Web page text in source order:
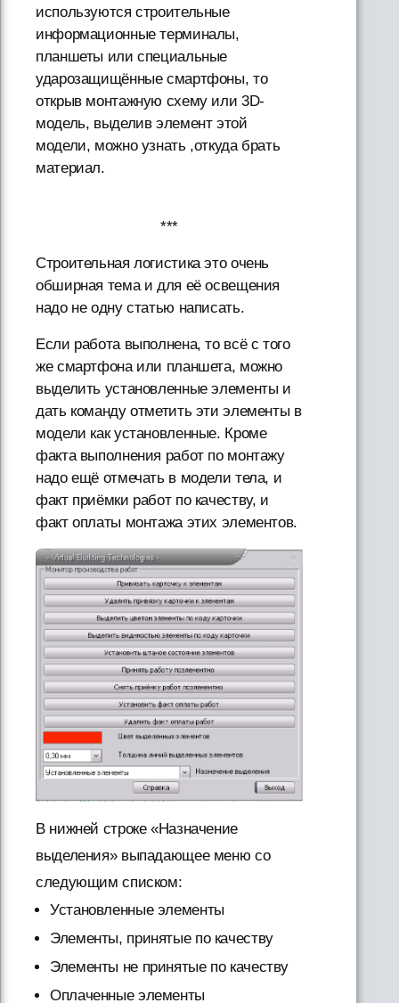
используются строительные
информационные терминалы,
планшеты или специальные
ударозащищённые смартфоны, то
открыв монтажную схему или 3D-
модель, выделив элемент этой
модели, можно узнать ,откуда брать
материал.
***
Строительная логистика это очень
обширная тема и для её освещения
надо не одну статью написать.
Если работа выполнена, то всё с того
же смартфона или планшета, можно
выделить установленные элементы и
дать команду отметить эти элементы в
модели как установленные. Кроме
факта выполнения работ по монтажу
надо ещё отмечать в модели тела, и
факт приёмки работ по качеству, и
факт оплаты монтажа этих элементов.
В нижней строке «Назначение
выделения» выпадающее меню со
следующим списком:
Установленные элементы
Элементы, принятые по качеству
Элементы не принятые по качеству
Оплаченные элементы